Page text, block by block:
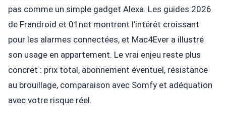
pas comme un simple gadget Alexa. Les guides 2026
de Frandroid et 01net montrent l’intérêt croissant
pour les alarmes connectées, et Mac4Ever a illustré
son usage en appartement. Le vrai enjeu reste plus
concret : prix total, abonnement éventuel, résistance
au brouillage, comparaison avec Somfy et adéquation
avec votre risque réel.